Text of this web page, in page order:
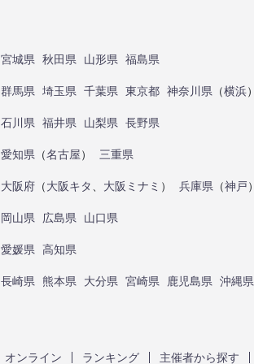
宮城県 秋田県 山形県 福島県
群馬県 埼玉県 千葉県 東京都 神奈川県 （横浜）
石川県 福井県 山梨県 長野県
愛知県 （名古屋） 三重県
大阪府 （大阪キタ 大阪ミナミ ） 兵庫県 （神戸）
岡山県 広島県 山口県
愛媛県 高知県
長崎県 熊本県 大分県 宮崎県 鹿児島県 沖縄県
オンライン ランキング 主催者から探す